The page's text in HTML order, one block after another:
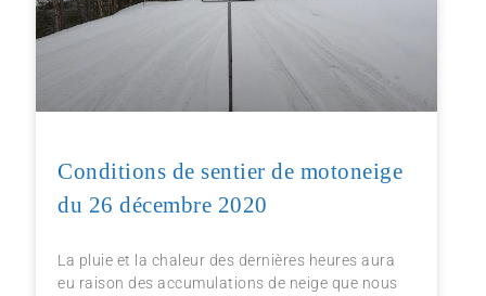
Conditions de sentier de motoneige
du 26 décembre 2020
La pluie et la chaleur des dernières heures aura
eu raison des accumulations de neige que nous